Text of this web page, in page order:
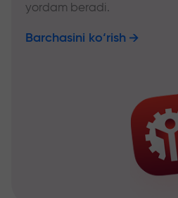
yordam beradi.
Barchasini ko‘rish